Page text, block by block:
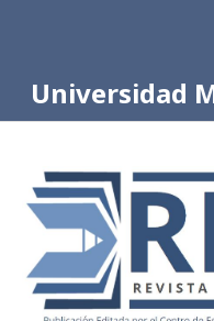
Universidad